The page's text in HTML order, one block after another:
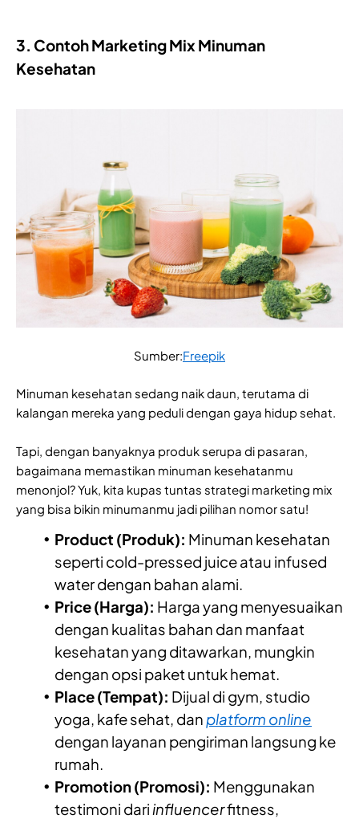
3. Contoh Marketing Mix Minuman
Kesehatan
Sumber:Freepik
Minuman kesehatan sedang naik daun, terutama di
kalangan mereka yang peduli dengan gaya hidup sehat.
Tapi, dengan banyaknya produk serupa di pasaran,
bagaimana memastikan minuman kesehatanmu
menonjol? Yuk, kita kupas tuntas strategi marketing mix
yang bisa bikin minumanmu jadi pilihan nomor satu!
Product (Produk): Minuman kesehatan
seperti cold-pressed juice atau infused
water dengan bahan alami.
Price (Harga): Harga yang menyesuaikan
dengan kualitas bahan dan manfaat
kesehatan yang ditawarkan, mungkin
dengan opsi paket untuk hemat.
Place (Tempat): Dijual di gym, studio
yoga, kafe sehat, dan platform online
dengan layanan pengiriman langsung ke
rumah.
Promotion (Promosi): Menggunakan
testimoni dari influencerfitness,